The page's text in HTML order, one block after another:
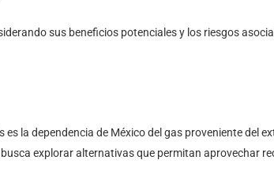
sus beneficios potenciales y los riesgos
la dependencia de México del gas proveniente del
explorar alternativas que permitan aprovechar